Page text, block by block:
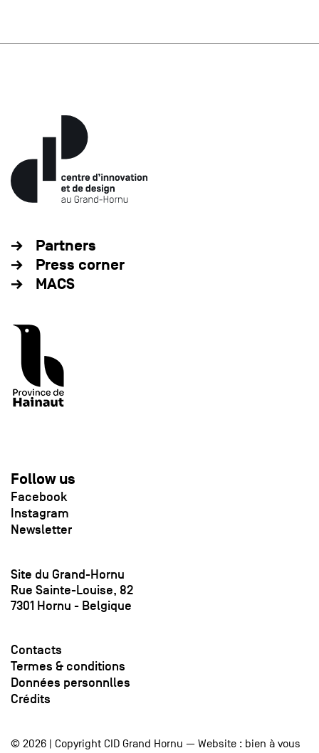
Partners
Press corner
MACS
Follow us
Facebook
Instagram
Newsletter
Site du Grand-Hornu
Rue Sainte-Louise, 82
7301 Hornu - Belgique
Contacts
Termes & conditions
Données personnlles
Crédits
© 2026 | Copyright CID Grand Hornu — Website : bien à vous